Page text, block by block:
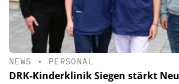
NEWS • PERSONAL
DRK-Kinderklinik Siegen stärkt